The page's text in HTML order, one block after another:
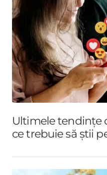
Ultimele tendințe
ce trebuie să știi